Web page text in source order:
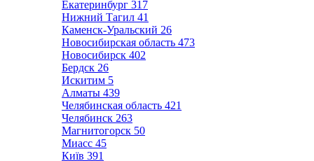
Екатеринбург 317
Нижний Тагил 41
Каменск-Уральский 26
Новосибирская область 473
Новосибирск 402
Бердск 26
Искитим 5
Алматы 439
Челябинская область 421
Челябинск 263
Магнитогорск 50
Миасс 45
Київ 391